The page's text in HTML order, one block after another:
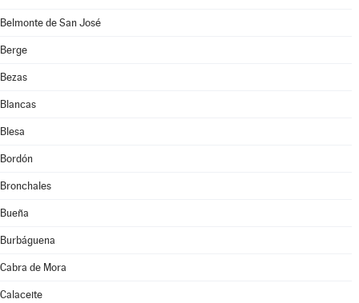
Belmonte de San José
Berge
Bezas
Blancas
Blesa
Bordón
Bronchales
Bueña
Burbáguena
Cabra de Mora
Calaceite